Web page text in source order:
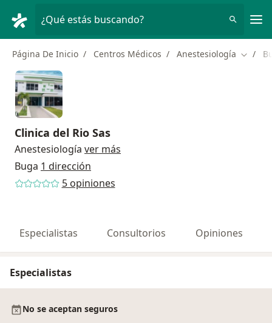
¿Qué estás buscando?
Página De Inicio Centros Médicos Anestesiología
Clinica del Rio Sas
Anestesiología ver más
Buga 1 dirección
5 opiniones
Especialistas Consultorios Opiniones
Especialistas
No se aceptan seguros